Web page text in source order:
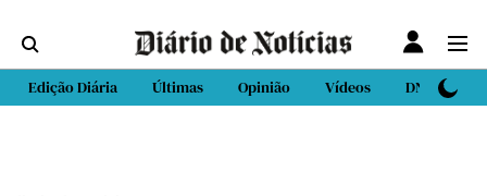
Edição Diária Últimas Opinião Vídeos DN Sport